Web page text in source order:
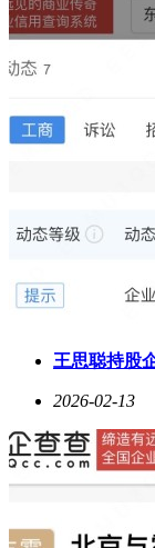
王思聪持股
2026-02-13